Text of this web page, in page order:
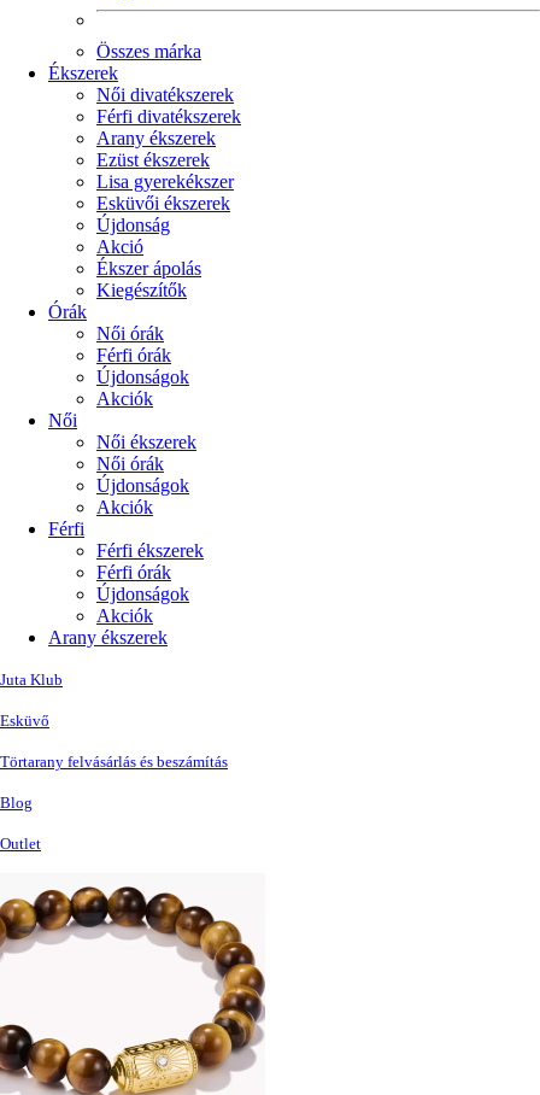
Összes márka
Ékszerek
Női divatékszerek
Férfi divatékszerek
Arany ékszerek
Ezüst ékszerek
Lisa gyerekékszer
Esküvői ékszerek
Újdonság
Akció
Ékszer ápolás
Kiegészítők
Órák
Női órák
Férfi órák
Újdonságok
Akciók
Női
Női ékszerek
Női órák
Újdonságok
Akciók
Férfi
Férfi ékszerek
Férfi órák
Újdonságok
Akciók
Arany ékszerek
Juta Klub
Esküvő
Törtarany felvásárlás és beszámítás
Blog
Outlet